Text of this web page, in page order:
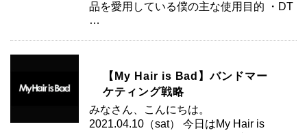
品を愛用している僕の主な使用目的 ・DT
…
【My Hair is Bad】バンドマー
ケティング戦略
みなさん、こんにちは。
2021.04.10（sat） 今日はMy Hair is